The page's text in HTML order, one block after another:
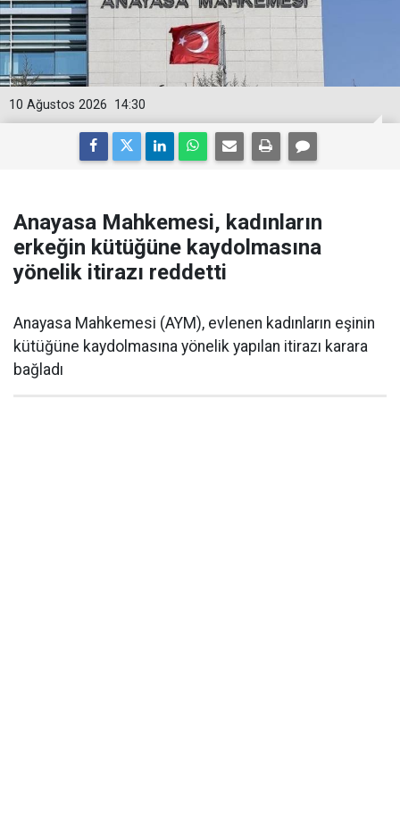
14:30
10 Ağustos 2026
Anayasa Mahkemesi, kadınların
erkeğin kütüğüne kaydolmasına
yönelik itirazı reddetti
Anayasa Mahkemesi (AYM), evlenen kadınların eşinin
kütüğüne kaydolmasına yönelik yapılan itirazı karara
bağladı